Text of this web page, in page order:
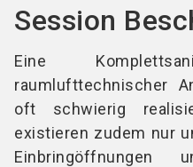
Session
Eine
raumlufttechnischer
oft schwierig
existieren zudem nur
Einbringöffnungen